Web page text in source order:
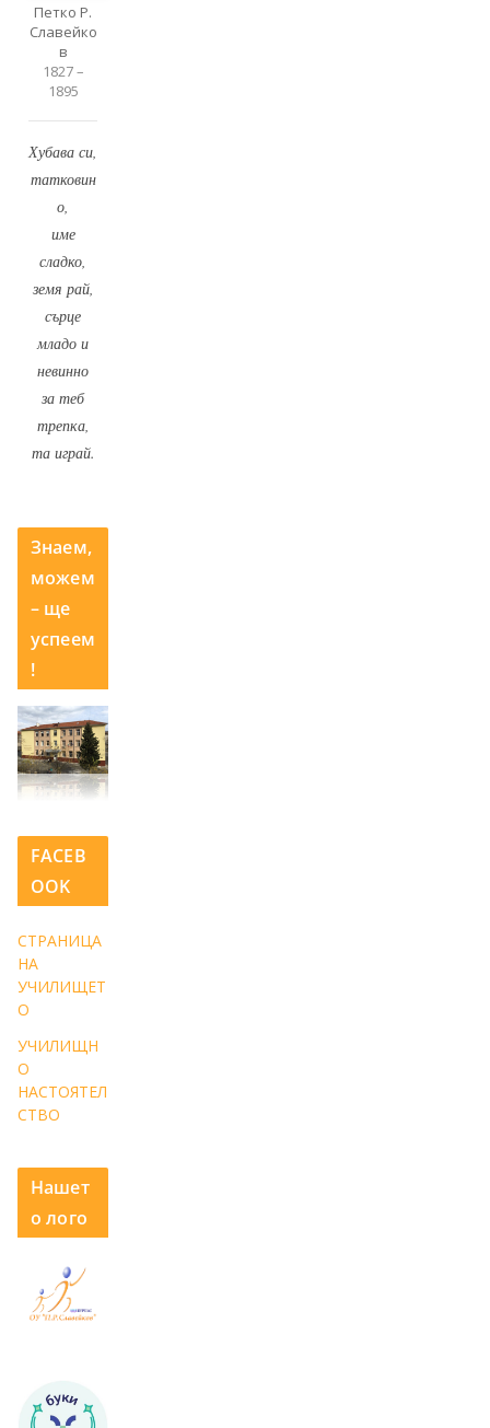
Петко Р.
Славейко
в
1827 –
1895
Хубава си,
татковин
о,
име
сладко,
земя рай,
сърце
младо и
невинно
за теб
трепка,
та играй.
Знаем,
можем
– ще
успеем
!
FACEB
OOK
СТРАНИЦА
НА
УЧИЛИЩЕТ
О
УЧИЛИЩН
О
НАСТОЯТЕЛ
СТВО
Нашет
о лого